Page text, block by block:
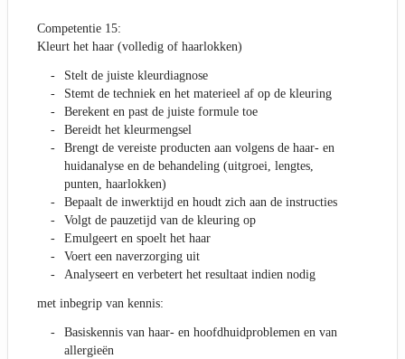
Competentie 15:
Kleurt het haar (volledig of haarlokken)
Stelt de juiste kleurdiagnose
Stemt de techniek en het materieel af op de kleuring
Berekent en past de juiste formule toe
Bereidt het kleurmengsel
Brengt de vereiste producten aan volgens de haar- en
huidanalyse en de behandeling (uitgroei, lengtes,
punten, haarlokken)
Bepaalt de inwerktijd en houdt zich aan de instructies
Volgt de pauzetijd van de kleuring op
Emulgeert en spoelt het haar
Voert een naverzorging uit
Analyseert en verbetert het resultaat indien nodig
met inbegrip van kennis:
Basiskennis van haar- en hoofdhuidproblemen en van
allergieën